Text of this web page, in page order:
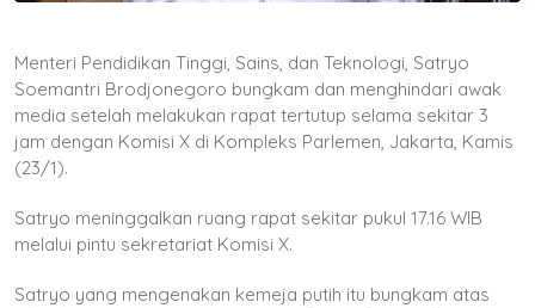
Menteri Pendidikan Tinggi, Sains, dan Teknologi, Satryo
Soemantri Brodjonegoro bungkam dan menghindari awak
media setelah melakukan rapat tertutup selama sekitar 3
jam dengan Komisi X di Kompleks Parlemen, Jakarta, Kamis
(23/1).
Satryo meninggalkan ruang rapat sekitar pukul 17.16 WIB
melalui pintu sekretariat Komisi X.
Satryo yang mengenakan kemeja putih itu bungkam atas